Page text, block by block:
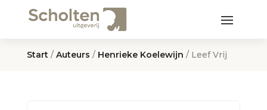
Start / Auteurs / Henrieke Koelewijn / Leef Vrij